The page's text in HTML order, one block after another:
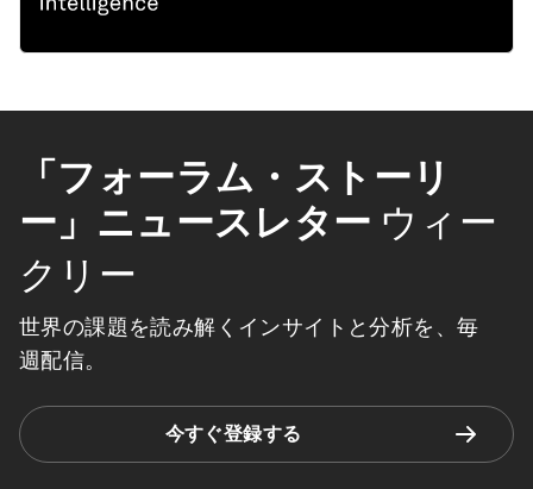
「フォーラム・ストーリ
ー」ニュースレター ウィー
クリー
世界の課題を読み解くインサイトと分析を、毎
週配信。
今すぐ登録する